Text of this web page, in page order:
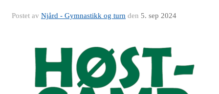
Postet av Njård - Gymnastikk og turn den 5. sep 2024